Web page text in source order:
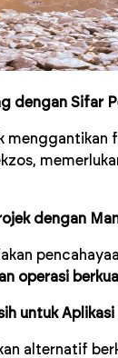
dengan Sifar
menggantikan
dengan
operasi
untuk
alternatif